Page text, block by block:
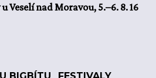
Veselí nad Moravou, 5.–6. 8. 16